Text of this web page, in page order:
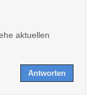
aktuellen
Antworten